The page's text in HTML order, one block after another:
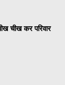
चीख कर परिवार